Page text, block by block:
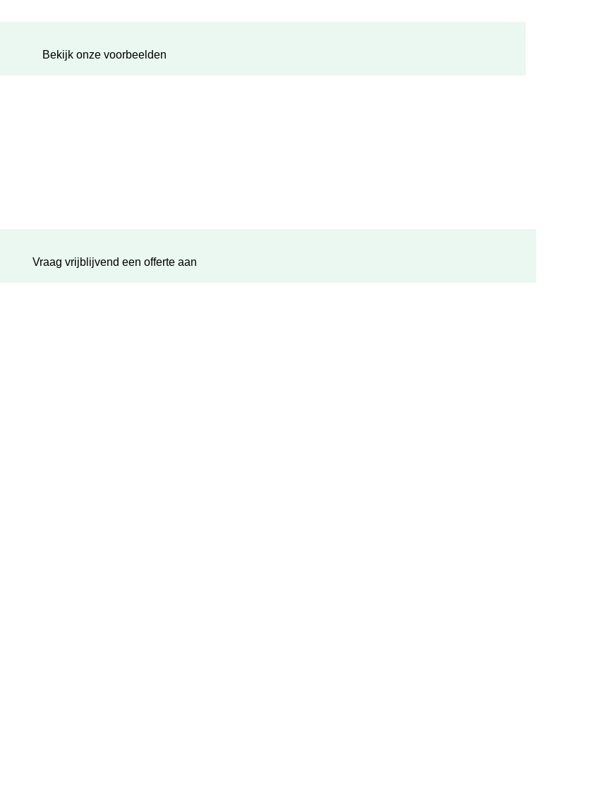
Bekijk onze voorbeelden
Vraag vrijblijvend een offerte aan